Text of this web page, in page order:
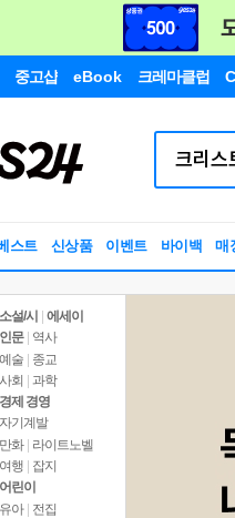
중고샵 eBook 크레마클럽
스트 신상품 이벤트 바이백 매
소설/시
에세이
인문
역사
예술 | 종교
사회 | 과학
경제 경영
자기계발
만화 | 라이트노벨
여행
잡지
어린이
유아 | 전집